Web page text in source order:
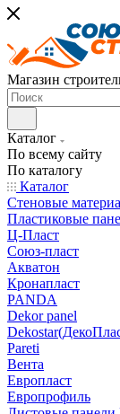
Магазин
Каталог
По всему сайту
По каталогу
Каталог
Стеновые
Пластиковые
Ц-Пласт
Союз-пласт
Акватон
Кронапласт
PANDA
Dekor panel
Pareti
Вента
Европласт
Европрофиль